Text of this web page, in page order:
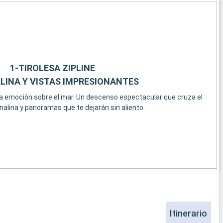
1-TIROLESA ZIPLINE
Y VISTAS IMPRESIONANTES
emoción sobre el mar. Un descenso espectacular que cruza el
y panoramas que te dejarán sin aliento.
Itinerario